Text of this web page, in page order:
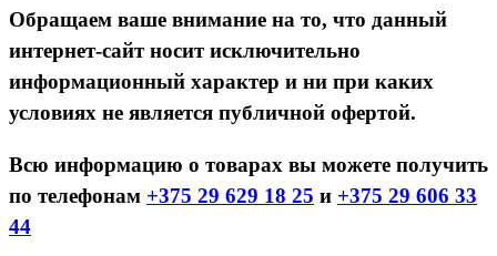
Обращаем ваше внимание на то, что данный
интернет-сайт носит исключительно
информационный характер и ни при каких
условиях не является публичной офертой.
Всю информацию о товарах вы можете получить
по телефонам +375 29 629 18 25 и +375 29 606 33
44